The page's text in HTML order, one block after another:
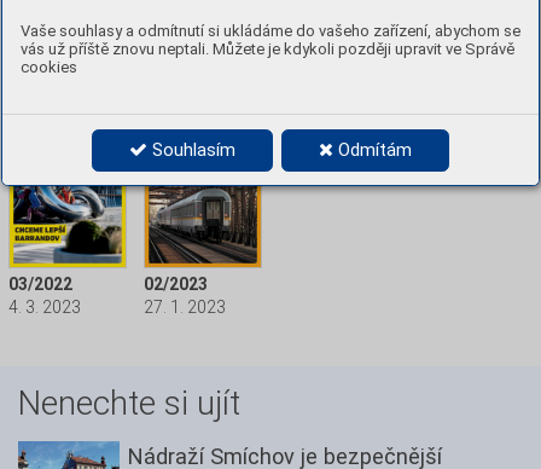
Vaše souhlasy a odmítnutí si ukládáme do vašeho zařízení, abychom se
vás už příště znovu neptali. Můžete je kdykoli později upravit ve Správě
cookies
Souhlasím Odmítám
7-8/2023
30. 6. 2023
06/2023
05/2023
04/2023
03/2022
4. 3. 2023
02/2023
27. 1. 2023
Nenechte si ujít
Nádraží Smíchov je bezpečnější